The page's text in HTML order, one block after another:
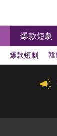
爆款短劇
爆款短劇 韓